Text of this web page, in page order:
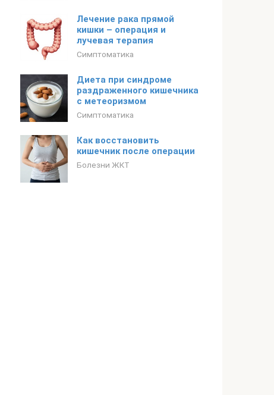
Лечение рака прямой
кишки – операция и
лучевая терапия
Симптоматика
Диета при синдроме
раздраженного кишечника
с метеоризмом
Симптоматика
Как восстановить
кишечник после операции
Болезни ЖКТ